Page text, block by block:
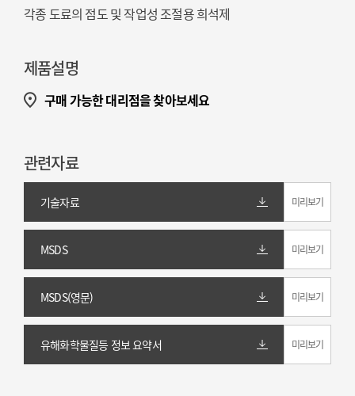
각종 도료의 점도 및 작업성 조절용 희석제
제품설명
구매 가능한 대리점을 찾아보세요
관련자료
기술자료 미리보기
MSDS 미리보기
MSDS(영문) 미리보기
유해화학물질등 정보 요약서 미리보기